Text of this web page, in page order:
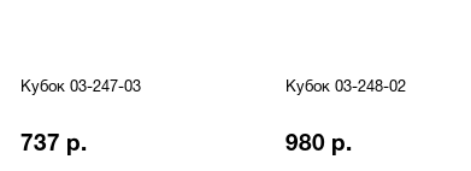
Кубок 03-247-03
737 р.
Кубок 03-248-02
980 р.